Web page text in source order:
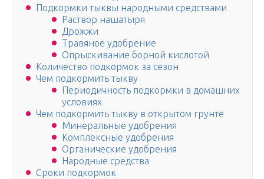
Подкормки тыквы народными средствами
Раствор нашатыря
Дрожжи
Травяное удобрение
Опрыскивание борной кислотой
Количество подкормок за сезон
Чем подкормить тыкву
Периодичность подкормки в домашних
условиях
Чем подкормить тыкву в открытом грунте
Минеральные удобрения
Комплексные удобрения
Органические удобрения
Народные средства
Сроки подкормок